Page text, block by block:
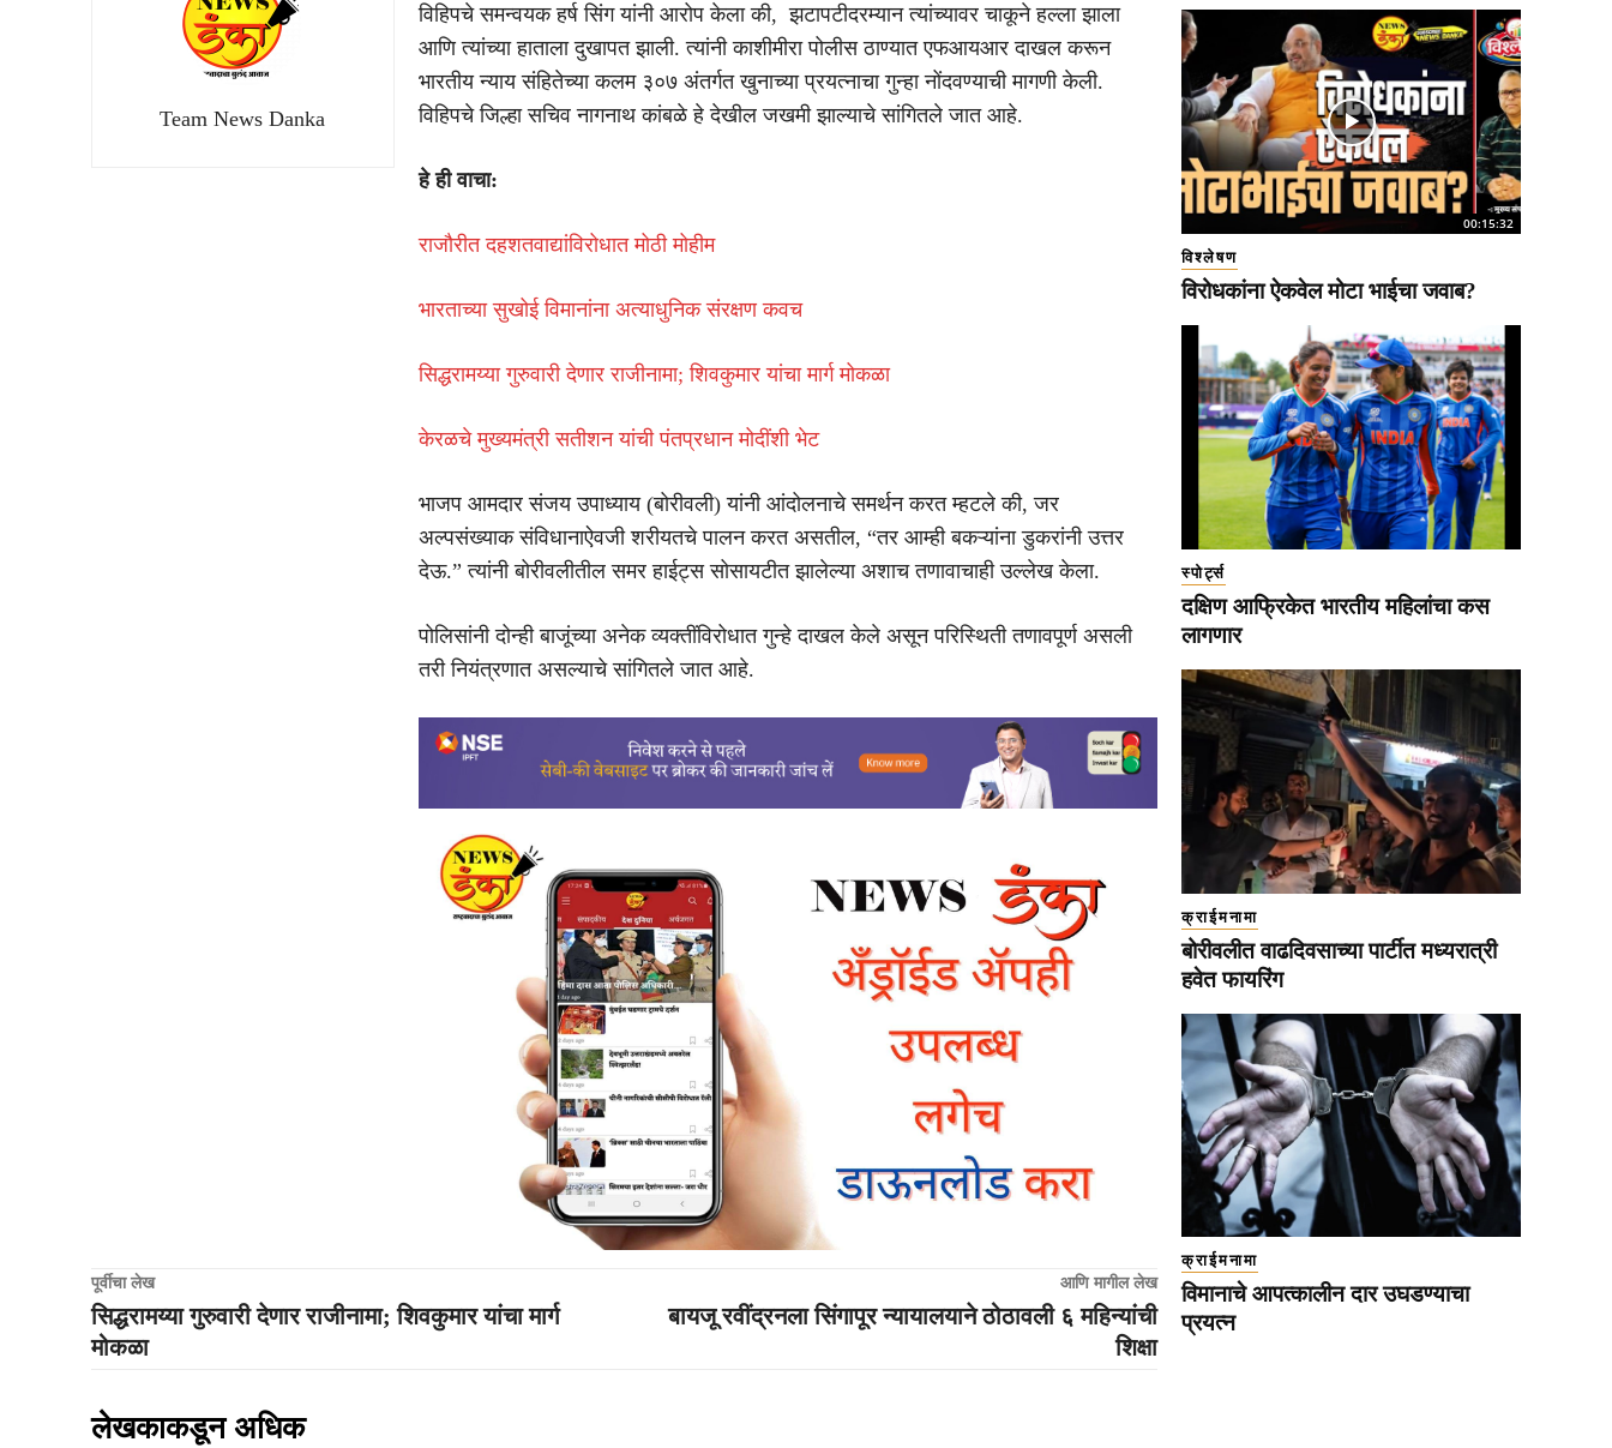
Team News Danka
विहिपचे समन्वयक हर्ष सिंग यांनी आरोप केला की, झटापटीदरम्यान त्यांच्यावर चाकूने हल्ला झाला
आणि त्यांच्या हाताला दुखापत झाली. त्यांनी काशीमीरा पोलीस ठाण्यात एफआयआर दाखल करून
भारतीय न्याय संहितेच्या कलम ३०७ अंतर्गत खुनाच्या प्रयत्नाचा गुन्हा नोंदवण्याची मागणी केली.
विहिपचे जिल्हा सचिव नागनाथ कांबळे हे देखील जखमी झाल्याचे सांगितले जात आहे.
हे ही वाचा:
राजौरीत दहशतवाद्यांविरोधात मोठी मोहीम
भारताच्या सुखोई विमानांना अत्याधुनिक संरक्षण कवच
सिद्धरामय्या गुरुवारी देणार राजीनामा; शिवकुमार यांचा मार्ग मोकळा
केरळचे मुख्यमंत्री सतीशन यांची पंतप्रधान मोदींशी भेट
भाजप आमदार संजय उपाध्याय (बोरीवली) यांनी आंदोलनाचे समर्थन करत म्हटले की, जर
अल्पसंख्याक संविधानाऐवजी शरीयतचे पालन करत असतील, “तर आम्ही बकऱ्यांना डुकरांनी उत्तर
देऊ.” त्यांनी बोरीवलीतील समर हाईट्स सोसायटीत झालेल्या अशाच तणावाचाही उल्लेख केला.
पोलिसांनी दोन्ही बाजूंच्या अनेक व्यक्तींविरोधात गुन्हे दाखल केले असून परिस्थिती तणावपूर्ण असली
तरी नियंत्रणात असल्याचे सांगितले जात आहे.
पूर्वीचा लेख
सिद्धरामय्या गुरुवारी देणार राजीनामा; शिवकुमार यांचा मार्ग
मोकळा
आणि मागील लेख
बायजू रवींद्रनला सिंगापूर न्यायालयाने ठोठावली ६ महिन्यांची
शिक्षा
लेखकाकडून अधिक
00:15:32
विश्लेषण
विरोधकांना ऐकवेल मोटा भाईचा जवाब?
स्पोर्ट्स
दक्षिण आफ्रिकेत भारतीय महिलांचा कस
लागणार
क्राईमनामा
बोरीवलीत वाढदिवसाच्या पार्टीत मध्यरात्री
हवेत फायरिंग
क्राईमनामा
विमानाचे आपत्कालीन दार उघडण्याचा
प्रयत्न